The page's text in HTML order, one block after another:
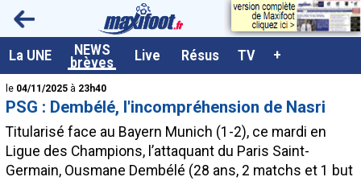
La UNE NEWS
brèves Live Résus TV +
<
le 04/11/2025 à 23h40
PSG : Dembélé, l'incompréhension de Nasri
Titularisé face au Bayern Munich (1-2), ce mardi en
Ligue des Champions, l’attaquant du Paris Saint-
Germain, Ousmane Dembélé (28 ans, 2 matchs et 1 but
A la UNE
Dernières brèves
Live / Matchs en direct
Résultats et Classements
Class. buteurs européens